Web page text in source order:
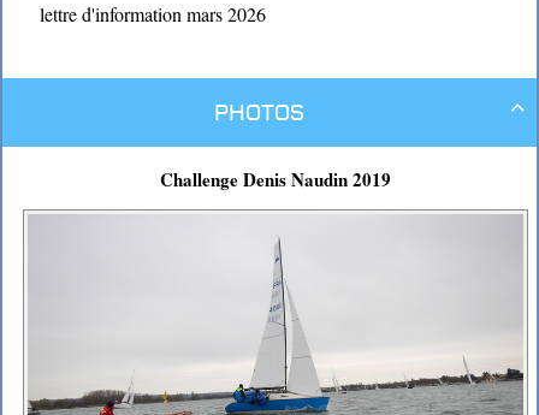
lettre d'information mars 2026

Photos
Challenge Denis Naudin 2019